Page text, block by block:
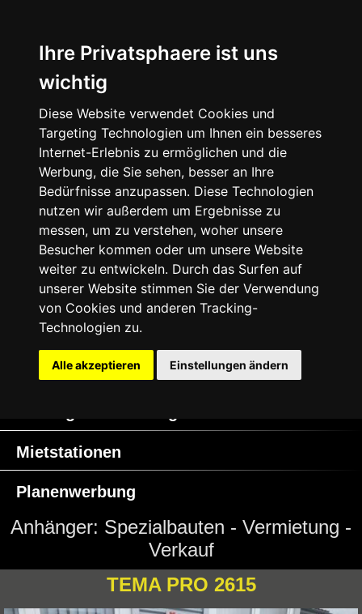
Ihre Privatsphaere ist uns
wichtig
Diese Website verwendet Cookies und
Targeting Technologien um Ihnen ein besseres
Internet-Erlebnis zu ermöglichen und die
Werbung, die Sie sehen, besser an Ihre
Bedürfnisse anzupassen. Diese Technologien
nutzen wir außerdem um Ergebnisse zu
messen, um zu verstehen, woher unsere
Besucher kommen oder um unsere Website
weiter zu entwickeln. Durch das Surfen auf
unserer Website stimmen Sie der Verwendung
von Cookies und anderen Tracking-
Technologien zu.
Alle akzeptieren Einstellungen ändern
Anhänger: Spezialbauten - Vermietung -
Verkauf
TEMA PRO 2615
Startseite
Anhänger
Camping-Koffer Ausbauten
Anhänger nach Gewicht
Anhänger nach Hersteller
Sonderausbauten
Ersatzteile / Zubehör
Mietstationen
Planenwerbung
Impressum